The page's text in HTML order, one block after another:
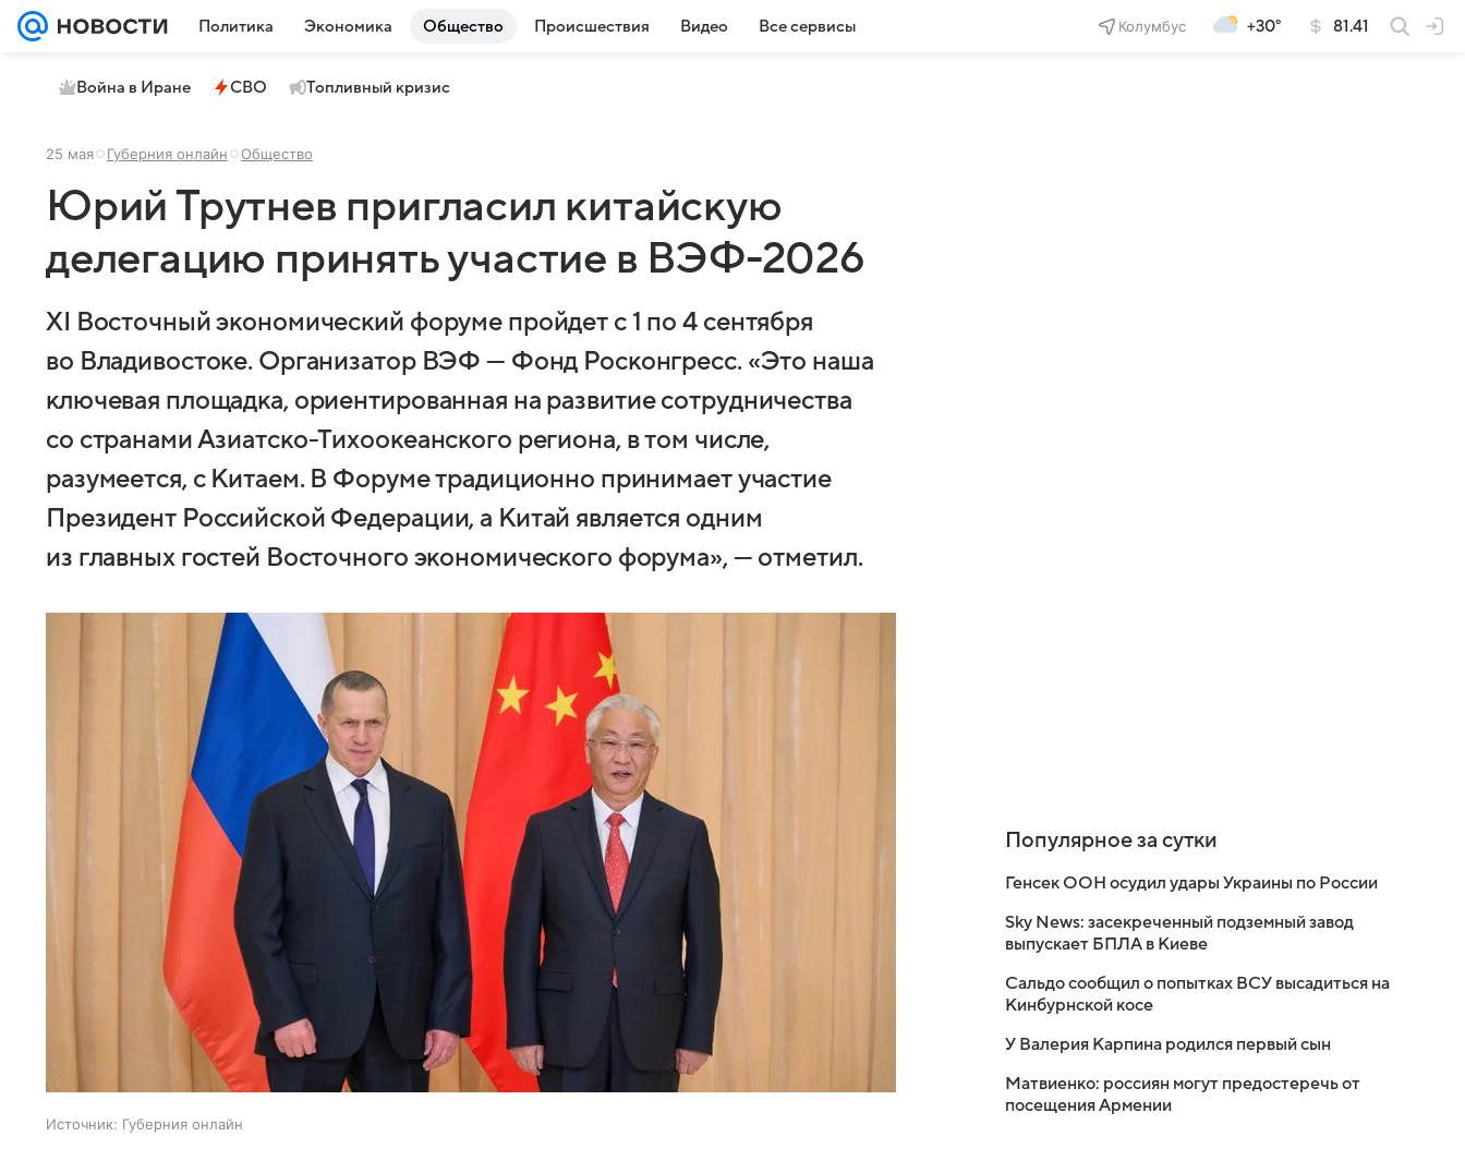
Политика Экономика Общество Происшествия Видео Все сервисы Колумбус +30° 81.41
Война в Иране СВО Топливный кризис
25 мая Губерния онлайн Общество
Юрий Трутнев пригласил китайскую
делегацию принять участие в ВЭФ-2026
XI Восточный экономический форуме пройдет с 1 по 4 сентября
во Владивостоке. Организатор ВЭФ — Фонд Росконгресс. «Это наша
ключевая площадка, ориентированная на развитие сотрудничества
со странами Азиатско-Тихоокеанского региона, в том числе,
разумеется, с Китаем. В Форуме традиционно принимает участие
Президент Российской Федерации, а Китай является одним
из главных гостей Восточного экономического форума», — отметил.
Источник: Губерния онлайн
Популярное за сутки
Генсек ООН осудил удары Украины по России
Sky News: засекреченный подземный завод
выпускает БПЛА в Киеве
Сальдо сообщил о попытках ВСУ высадиться на
Кинбурнской косе
У Валерия Карпина родился первый сын
Матвиенко: россиян могут предостеречь от
посещения Армении